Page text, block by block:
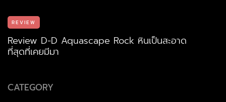
REVIEW
Review D-D Aquascape Rock หินเป็นสะอาด
ที่สุดที่เคยมีมา
CATEGORY